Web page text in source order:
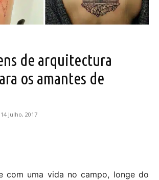
de arquitectura
os amantes de
14 Julho, 2017
com uma vida no campo, longe do